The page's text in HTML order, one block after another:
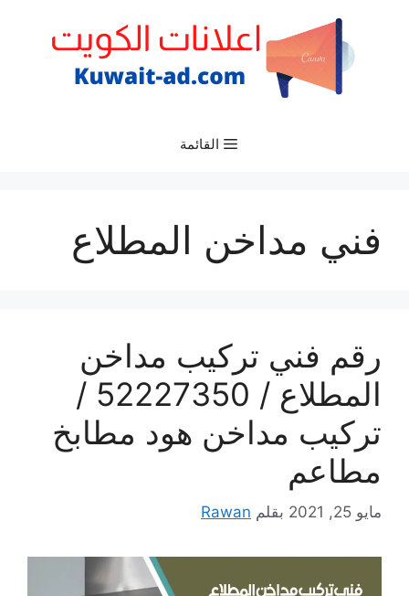
القائمة
فني مداخن المطلاع
رقم فني تركيب مداخن
المطلاع / 52227350 /
تركيب مداخن هود مطابخ
مطاعم
مايو 25, 2021 بقلم Rawan